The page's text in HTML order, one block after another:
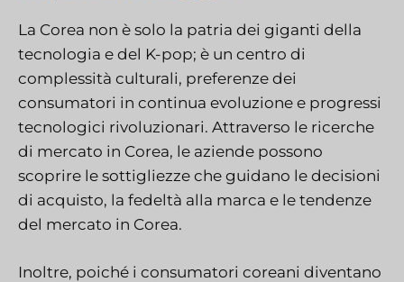
La Corea non è solo la patria dei giganti della
tecnologia e del K-pop; è un centro di
complessità culturali, preferenze dei
consumatori in continua evoluzione e progressi
tecnologici rivoluzionari. Attraverso le ricerche
di mercato in Corea, le aziende possono
scoprire le sottigliezze che guidano le decisioni
di acquisto, la fedeltà alla marca e le tendenze
del mercato in Corea.
Inoltre, poiché i consumatori coreani diventano